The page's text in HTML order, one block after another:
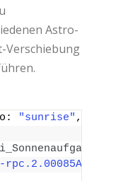
Astro-
Verschiebung
"sunrise" ,